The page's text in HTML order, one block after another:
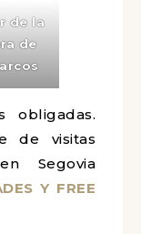
de la
de
obligadas.
de visitas
Segovia
Y FREE